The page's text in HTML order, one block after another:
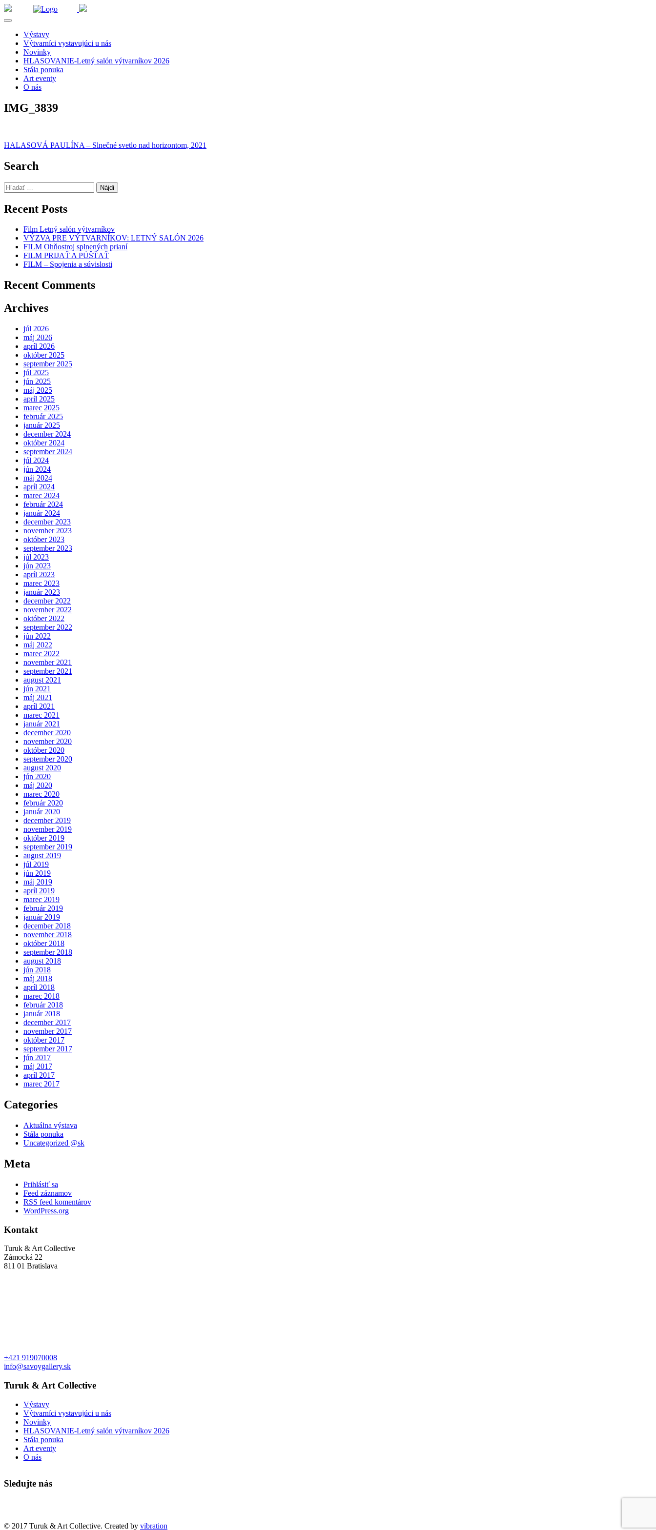
Výstavy
Výtvarníci vystavujúci u nás
Novinky
HLASOVANIE-Letný salón výtvarníkov 2026
Stála ponuka
Art eventy
O nás
IMG_3839
Navigácia
v
článku
HALASOVÁ PAULÍNA – Slnečné svetlo nad horizontom, 2021
Search
Hľadať:
Recent Posts
Film Letný salón výtvarníkov
VÝZVA PRE VÝTVARNÍKOV: LETNÝ SALÓN 2026
FILM Ohňostroj splnených prianí
FILM PRIJAŤ A PÚŠŤAŤ
FILM – Spojenia a súvislosti
Recent Comments
Archives
júl 2026
máj 2026
apríl 2026
október 2025
september 2025
júl 2025
jún 2025
máj 2025
apríl 2025
marec 2025
február 2025
január 2025
december 2024
október 2024
september 2024
júl 2024
jún 2024
máj 2024
apríl 2024
marec 2024
február 2024
január 2024
december 2023
november 2023
október 2023
september 2023
júl 2023
jún 2023
apríl 2023
marec 2023
január 2023
december 2022
november 2022
október 2022
september 2022
jún 2022
máj 2022
marec 2022
november 2021
september 2021
august 2021
jún 2021
máj 2021
apríl 2021
marec 2021
január 2021
december 2020
november 2020
október 2020
september 2020
august 2020
jún 2020
máj 2020
marec 2020
február 2020
január 2020
december 2019
november 2019
október 2019
september 2019
august 2019
júl 2019
jún 2019
máj 2019
apríl 2019
marec 2019
február 2019
január 2019
december 2018
november 2018
október 2018
september 2018
august 2018
jún 2018
máj 2018
apríl 2018
marec 2018
február 2018
január 2018
december 2017
november 2017
október 2017
september 2017
jún 2017
máj 2017
apríl 2017
marec 2017
Categories
Aktuálna výstava
Stála ponuka
Uncategorized @sk
Meta
Prihlásiť sa
Feed záznamov
RSS feed komentárov
WordPress.org
Kontakt
Turuk & Art Collective
Zámocká 22
811 01 Bratislava
+421 919070008
info@savoygallery.sk
Turuk & Art Collective
Výstavy
Výtvarníci vystavujúci u nás
Novinky
HLASOVANIE-Letný salón výtvarníkov 2026
Stála ponuka
Art eventy
O nás
Sledujte nás
© 2017 Turuk & Art Collective. Created by vibration